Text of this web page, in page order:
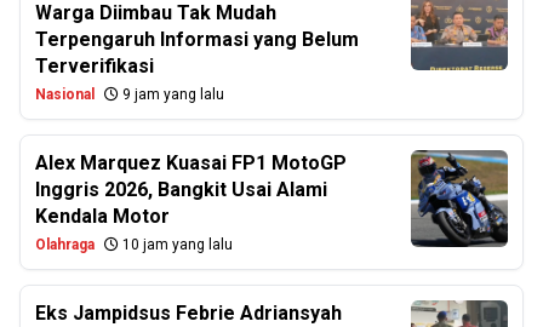
Warga Diimbau Tak Mudah
Terpengaruh Informasi yang Belum
Terverifikasi
Nasional 9 jam yang lalu
Alex Marquez Kuasai FP1 MotoGP
Inggris 2026, Bangkit Usai Alami
Kendala Motor
Olahraga 10 jam yang lalu
Eks Jampidsus Febrie Adriansyah